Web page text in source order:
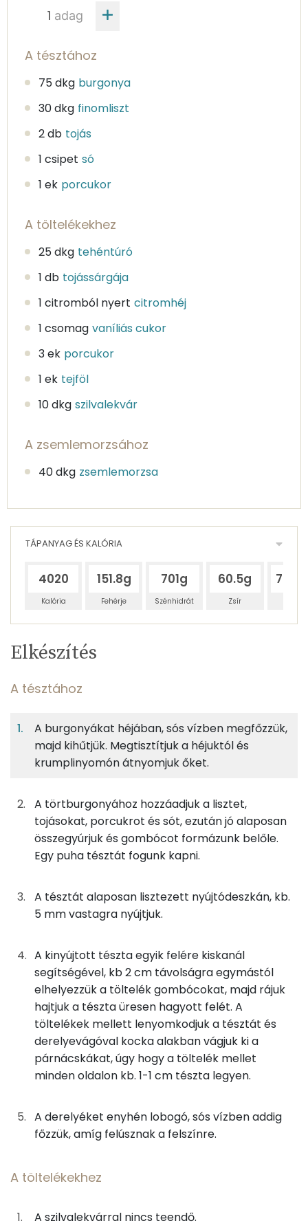
adag
A tésztához
75 dkg burgonya
30 dkg finomliszt
2 db tojás
1 csipet só
1 ek porcukor
A töltelékekhez
25 dkg tehéntúró
1 db tojássárgája
1 citromból nyert citromhéj
1 csomag vaníliás cukor
3 ek porcukor
1 ek tejföl
10 dkg szilvalekvár
A zsemlemorzsához
40 dkg zsemlemorzsa
TÁPANYAG ÉS KALÓRIA
4020
Kalória
151.8g
Fehérje
701g
Szénhidrát
60.5g
Zsír
Egy
adagban
9%
A tésztához
300gfinomliszt
1092 kcal
110gtojás
138 kcal
7g porcukor 27 kcal
A töltelékekhez
250gtehéntúró
368 kcal
20g tojássárgája
64 kcal
6gcitromhéj
3 kcal
10gvaníliás cukor
39 kcal
20g tejföl
100g
A zsemlemorzsához
TÁPANYAGTARTALOM
9%
Fehérje
41%
Szénhidrát
4%
Zsír
46%
Nátrium
Foszfor
Cink
TOP vitaminok
Kolin:
Riboflavin - B2 vitamin:
C vitamin:
Niacin - B3 vitamin:
Elkészítés
A tésztához
A burgonyákat héjában, sós vízben megfőzzük,
majd kihűtjük. Megtisztítjuk a héjuktól és
krumplinyomón átnyomjuk őket.
A törtburgonyához hozzáadjuk a lisztet,
tojásokat, porcukrot és sót, ezután jó alaposan
összegyúrjuk és gombócot formázunk belőle.
Egy puha tésztát fogunk kapni.
A tésztát alaposan lisztezett nyújtódeszkán, kb.
5 mm vastagra nyújtjuk.
A kinyújtott tészta egyik felére kiskanál
segítségével, kb 2 cm távolságra egymástól
elhelyezzük a töltelék gombócokat, majd rájuk
hajtjuk a tészta üresen hagyott felét. A
töltelékek mellett lenyomkodjuk a tésztát és
derelyevágóval kocka alakban vágjuk ki a
párnácskákat, úgy hogy a töltelék mellet
minden oldalon kb. 1-1 cm tészta legyen.
A derelyéket enyhén lobogó, sós vízben addig
főzzük, amíg felúsznak a felszínre.
A töltelékekhez
A szilvalekvárral nincs teendő.